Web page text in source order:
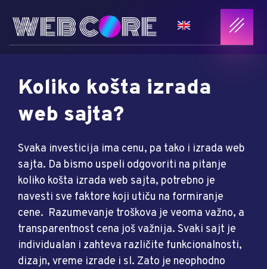
Koliko košta izrada
web sajta?
Svaka investicija ima cenu, pa tako i izrada web
sajta. Da bismo uspeli odgovoriti na pitanje
koliko košta izrada web sajta, potrebno je
navesti sve faktore koji utiču na formiranje
cene. Razumevanje troškova je veoma važno, a
transparentnost cena još važnija. Svaki sajt je
individualan i zahteva različite funkcionalnosti,
dizajn, vreme izrade i sl. Zato je neophodno